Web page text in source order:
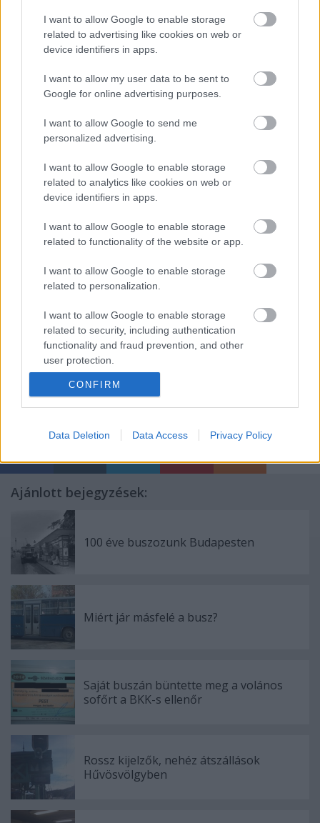
I want to allow Google to enable storage
related to advertising like cookies on web or
device identifiers in apps.
I want to allow my user data to be sent to
Google for online advertising purposes.
I want to allow Google to send me
personalized advertising.
I want to allow Google to enable storage
related to analytics like cookies on web or
device identifiers in apps.
I want to allow Google to enable storage
related to functionality of the website or app.
I want to allow Google to enable storage
related to personalization.
I want to allow Google to enable storage
related to security, including authentication
functionality and fraud prevention, and other
user protection.
CONFIRM
Data Deletion Data Access Privacy Policy
Mostanra viszont meguntam, hogy ennyire
szörnyű eredményeket szereztem, ezért
eredményt. Ha viszont változásokat látok,
eredményeket. Remélem sikerült felhívnom
a figyelmet, hogy borzasztó ez az állapot.
Majdnem meggyőztem magam, hogy nincs
is szükség bérletre.
Itt szeretném kihangsúlyozni: Mindig volt
nálam érvényes bérlet is, amikor az
Címkék:budapest bkv utazás ellenőr
Ajánlott bejegyzések:
100 éve buszozunk Budapesten
Miért jár másfelé a busz?
Saját buszán büntette meg a volános
sofőrt a BKK-s ellenőr
Rossz kijelzők, nehéz átszállások
Hűvösvölgyben